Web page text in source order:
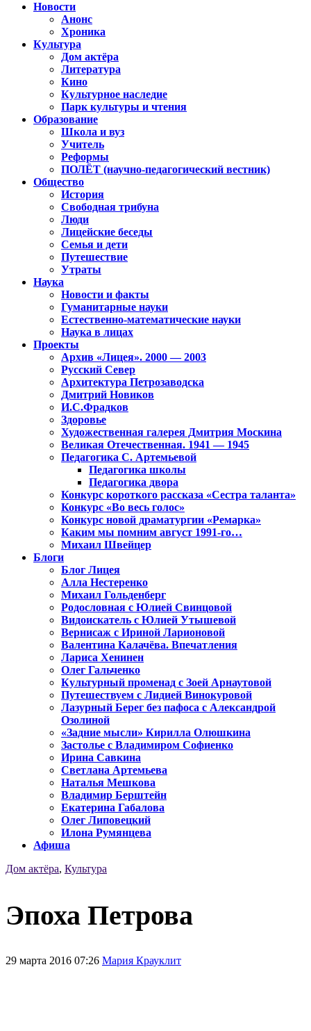
Новости
Анонс
Хроника
Культура
Дом актёра
Литература
Кино
Культурное наследие
Парк культуры и чтения
Образование
Школа и вуз
Учитель
Реформы
ПОЛЁТ (научно-педагогический вестник)
Общество
История
Свободная трибуна
Люди
Лицейские беседы
Семья и дети
Путешествие
Утраты
Наука
Новости и факты
Гуманитарные науки
Естественно-математические науки
Наука в лицах
Проекты
Архив «Лицея». 2000 — 2003
Русский Север
Архитектура Петрозаводска
Дмитрий Новиков
И.С.Фрадков
Здоровье
Художественная галерея Дмитрия Москина
Великая Отечественная. 1941 — 1945
Педагогика С. Артемьевой
Педагогика школы
Педагогика двора
Конкурс короткого рассказа «Сестра таланта»
Конкурс «Во весь голос»
Конкурс новой драматургии «Ремарка»
Каким мы помним август 1991-го…
Михаил Швейцер
Блоги
Блог Лицея
Алла Нестеренко
Михаил Гольденберг
Родословная с Юлией Свинцовой
Видоискатель с Юлией Утышевой
Вернисаж с Ириной Ларионовой
Валентина Калачёва. Впечатления
Лариса Хенинен
Олег Гальченко
Культурный променад с Зоей Арнаутовой
Путешествуем с Лидией Винокуровой
Лазурный Берег без пафоса с Александрой
Озолиной
«Задние мысли» Кирилла Олюшкина
Застолье с Владимиром Софиенко
Ирина Савкина
Светлана Артемьева
Наталья Мешкова
Владимир Берштейн
Екатерина Габалова
Олег Липовецкий
Илона Румянцева
Афиша
Дом актёра, Культура
Эпоха Петрова
29 марта 2016 07:26 Мария Крауклит